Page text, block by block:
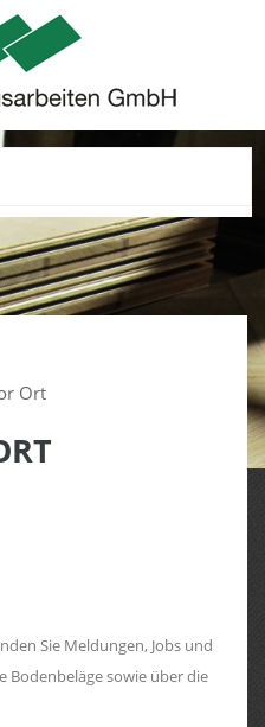
Ort
Sie Meldungen, Jobs und
sowie über die